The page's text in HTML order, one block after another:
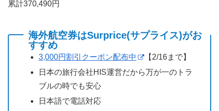
累計370,490円
海外航空券はSurprice(サプライス)がお
すすめ
3,000円割引クーポン配布中
【2/16まで】
日本の旅行会社HIS運営だから万が一のトラ
ブルの時でも安心
日本語で電話対応